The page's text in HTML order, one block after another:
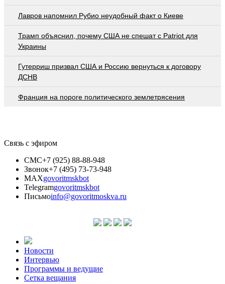
Лавров напомнил Рубио неудобный факт о Киеве
Трамп объяснил, почему США не спешат с Patriot для
Украины
Гутерриш призвал США и Россию вернуться к договору
ДСНВ
Франция на пороге политического землетрясения
Связь с эфиром
СМС+7 (925) 88-88-948
Звонок+7 (495) 73-73-948
MAXgovoritmskbot
Telegramgovoritmskbot
Письмоinfo@govoritmoskva.ru
Новости
Интервью
Программы и ведущие
Сетка вещания